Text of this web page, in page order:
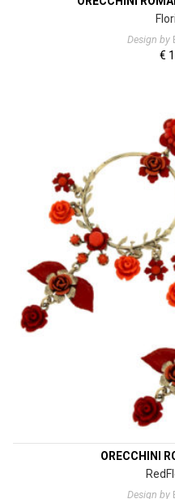
Design by
€
ORECCHINI
Design by